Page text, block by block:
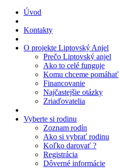
Úvod
Kontakty
O projekte Liptovský Anjel
Prečo Liptovský anjel
Ako to celé funguje
Komu chceme pomáhať
Financovanie
Najčastejšie otázky
Zriaďovatelia
Vyberte si rodinu
Zoznam rodín
Ako si vybrať rodinu
Koľko darovať ?
Registrácia
Dôverné informácie